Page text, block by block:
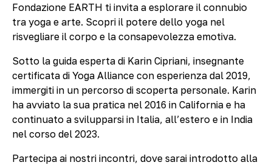
Fondazione EARTH ti invita a esplorare il connubio
tra yoga e arte. Scopri il potere dello yoga nel
risvegliare il corpo e la consapevolezza emotiva.
Sotto la guida esperta di Karin Cipriani, insegnante
certificata di Yoga Alliance con esperienza dal 2019,
immergiti in un percorso di scoperta personale. Karin
ha avviato la sua pratica nel 2016 in California e ha
continuato a svilupparsi in Italia, all’estero e in India
nel corso del 2023.
Partecipa ai nostri incontri, dove sarai introdotto alla